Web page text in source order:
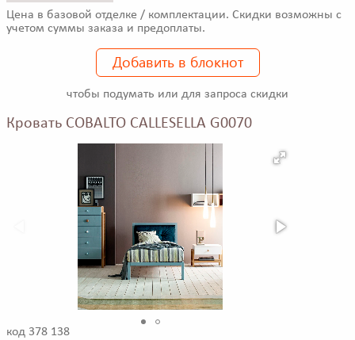
Цена в базовой отделке / комплектации. Скидки возможны с
учетом суммы заказа и предоплаты.
Добавить в блокнот
чтобы подумать или для запроса скидки
Кровать COBALTO CALLESELLA G0070
код 378 138